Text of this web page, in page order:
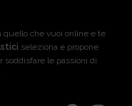
quello che vuoi online e te
seleziona e propone
soddisfare le passioni di